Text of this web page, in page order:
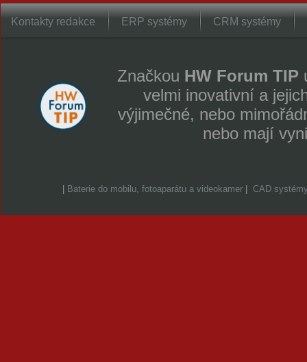
Kontakty redakce ERP systémy CRM systémy
Značkou HW Forum TIP
velmi inovativní a
výjimečné, nebo
nebo mají
Baterie do mobilu, fotoaparátu a videokamer CAD